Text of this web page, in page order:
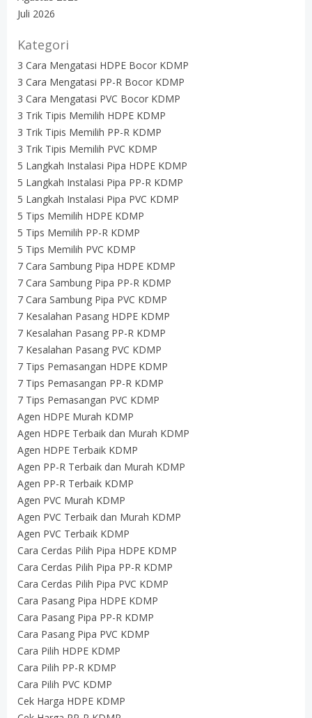
Juli 2026
Kategori
3 Cara Mengatasi HDPE Bocor KDMP
3 Cara Mengatasi PP-R Bocor KDMP
3 Cara Mengatasi PVC Bocor KDMP
3 Trik Tipis Memilih HDPE KDMP
3 Trik Tipis Memilih PP-R KDMP
3 Trik Tipis Memilih PVC KDMP
5 Langkah Instalasi Pipa HDPE KDMP
5 Langkah Instalasi Pipa PP-R KDMP
5 Langkah Instalasi Pipa PVC KDMP
5 Tips Memilih HDPE KDMP
5 Tips Memilih PP-R KDMP
5 Tips Memilih PVC KDMP
7 Cara Sambung Pipa HDPE KDMP
7 Cara Sambung Pipa PP-R KDMP
7 Cara Sambung Pipa PVC KDMP
7 Kesalahan Pasang HDPE KDMP
7 Kesalahan Pasang PP-R KDMP
7 Kesalahan Pasang PVC KDMP
7 Tips Pemasangan HDPE KDMP
7 Tips Pemasangan PP-R KDMP
7 Tips Pemasangan PVC KDMP
Agen HDPE Murah KDMP
Agen HDPE Terbaik dan Murah KDMP
Agen HDPE Terbaik KDMP
Agen PP-R Terbaik dan Murah KDMP
Agen PP-R Terbaik KDMP
Agen PVC Murah KDMP
Agen PVC Terbaik dan Murah KDMP
Agen PVC Terbaik KDMP
Cara Cerdas Pilih Pipa HDPE KDMP
Cara Cerdas Pilih Pipa PP-R KDMP
Cara Cerdas Pilih Pipa PVC KDMP
Cara Pasang Pipa HDPE KDMP
Cara Pasang Pipa PP-R KDMP
Cara Pasang Pipa PVC KDMP
Cara Pilih HDPE KDMP
Cara Pilih PP-R KDMP
Cara Pilih PVC KDMP
Cek Harga HDPE KDMP